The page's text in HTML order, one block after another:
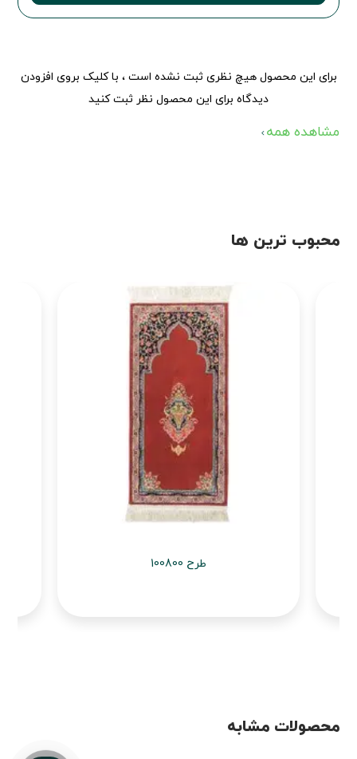
برای این محصول هیچ نظری ثبت نشده است ، با کلیک بروی افزودن
دیدگاه برای این محصول نظر ثبت کنید
مشاهده همه
محبوب ترین ها
طرح 100800
محصولات مشابه